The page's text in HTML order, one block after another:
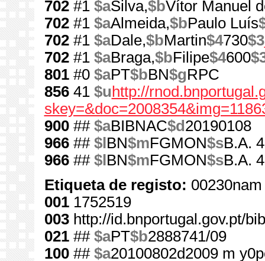
702#1 $aSilva,$bVítor Manuel
702#1 $aAlmeida,$bPaulo Luís
702#1 $aDale,$bMartin$4730$3
702#1 $aBraga,$bFilipe$4600
801#0 $aPT$bBN$gRPC
85641 $u http://
900## $aBIBNAC$d 20190108
966## $l BN$mFGMON$sB.A.
966## $l BN$mFGMON$sB.A.
Etiqueta de registo:
0011752519
003http://id.bnportugal.gov.pt/
021## $aPT$b2888741/09
100## $a20100802d2009 m